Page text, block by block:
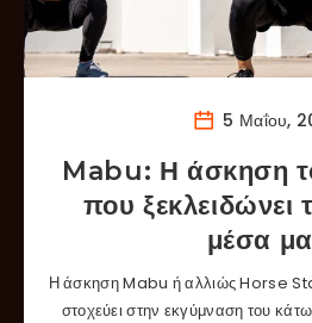
5 Μαΐου,
Mabu: Η άσκηση
που ξεκλειδώνει
μέσα
Η άσκηση Mabu ή αλλιώς Horse
στοχεύει στην εκγύμναση του